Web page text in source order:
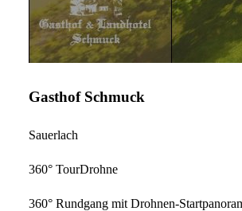
Gasthof Schmuck
Sauerlach
360° TourDrohne
360° Rundgang mit Drohnen-